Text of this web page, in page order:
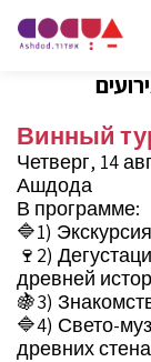
Винный
Четверг, 14
Ашдода
В программе:
🔷1)
🍷2)
древней
🍇3)
🔷4) Свето-
древних